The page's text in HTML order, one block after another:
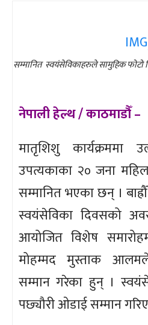
सम्मानित स्वयंसेविकाहरुले सामुहिक फोटो
नेपाली हेल्थ / काठमाडौँ –
मातृशिशु कार्यक्रममा
उपत्यकाका २० जना
सम्मानित भएका छन् । बाह्रौँ
स्वयंसेविका दिवसको
आयोजित विशेष
मोहम्मद मुस्ताक
सम्मान गरेका हुन् ।
पछ्यौरी ओडाई सम्मान